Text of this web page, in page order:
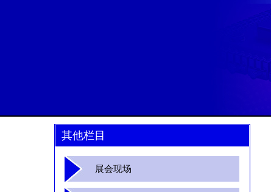
其他栏目
展会现场